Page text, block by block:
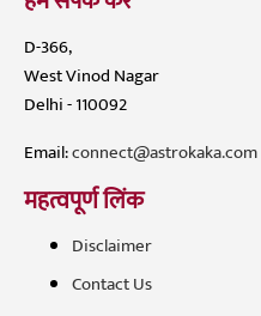
D-366,
West Vinod Nagar
Delhi - 110092
Email:connect@astrokaka.com
महत्वपूर्ण लिंक
Disclaimer
Contact Us